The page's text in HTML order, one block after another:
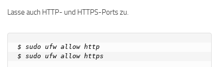
Lasse auch HTTP- und HTTPS-Ports zu.
$ sudo ufw allow http